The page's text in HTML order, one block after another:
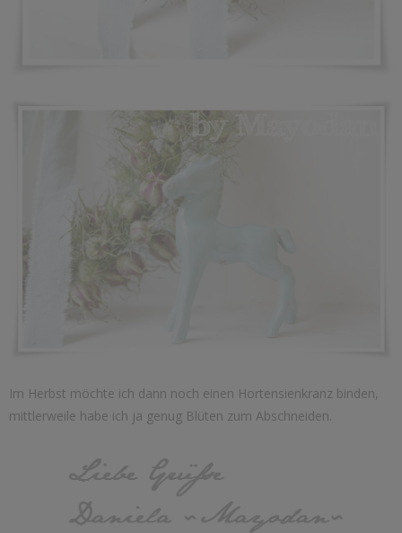
Im Herbst möchte ich dann noch einen Hortensienkranz binden,
mittlerweile habe ich ja genug Blüten zum Abschneiden.